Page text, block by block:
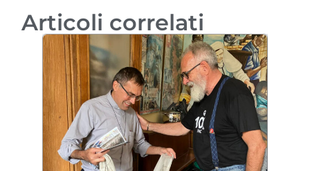
Articoli correlati